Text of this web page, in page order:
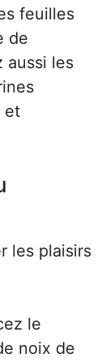
feuilles
de
aussi les
et
les plaisirs
le
noix de